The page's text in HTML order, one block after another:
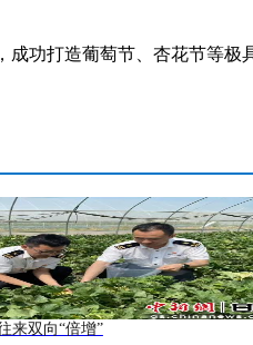
打造葡萄节、杏花节等极
来双向“倍增”